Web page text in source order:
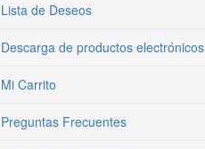
Lista de Deseos
Descarga de productos electrónicos
Mi Carrito
Preguntas Frecuentes